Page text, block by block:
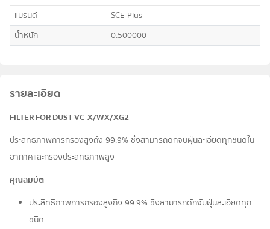
แบรนด์
SCE Plus
น้ำหนัก
0.500000
รายละเอียด
FILTER FOR DUST VC-X/WX/XG2
ประสิทธิภาพการกรองสูงถึง 99.9% ซึ่งสามารถดักจับฝุ่นละเอียดทุกชนิดใน
อากาศและกรองประสิทธิภาพสูง
คุณสมบัติ
ประสิทธิภาพการกรองสูงถึง 99.9% ซึ่งสามารถดักจับฝุ่นละเอียดทุก
ชนิด